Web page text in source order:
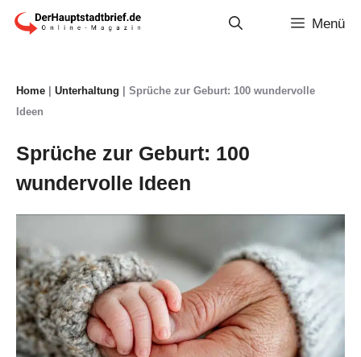
Zum
Menü
Home Unterhaltung
Sprüche zur Geburt: 100 wundervolle
Ideen
Sprüche zur Geburt: 100
wundervolle Ideen